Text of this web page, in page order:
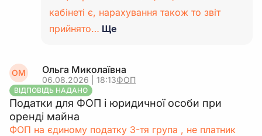
кабінеті є, нарахування також то звіт
прийнято… Ще
ОМ Ольга Миколаївна
06.08.2026 | 18:13ФОП
ВІДПОВІДЬ НАДАНО
Податки для ФОП і юридичної особи при
оренді майна
ФОП на єдиному податку 3-тя група , не платник